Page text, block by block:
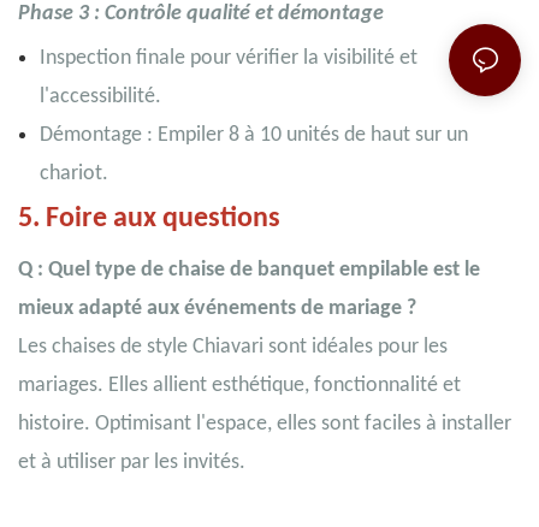
Phase 3 : Contrôle qualité et démontage
Inspection finale pour vérifier la visibilité et
l'accessibilité.
Démontage : Empiler 8 à 10 unités de haut sur un
chariot.
5. Foire aux questions
Q : Quel type de chaise de banquet empilable est le
mieux adapté aux événements de mariage ?
Les chaises de style Chiavari sont idéales pour les
mariages. Elles allient esthétique, fonctionnalité et
histoire. Optimisant l'espace, elles sont faciles à installer
et à utiliser par les invités.